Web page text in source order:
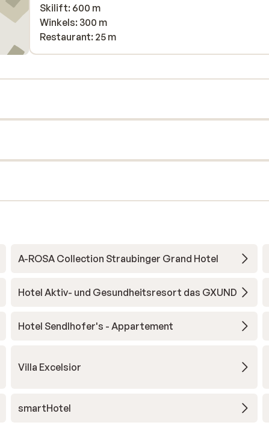
Skilift: 600 m
Winkels: 300 m
Restaurant: 25 m
A-ROSA Collection Straubinger Grand Hotel
Hotel Aktiv- und Gesundheitsresort das GXUND
Hotel Sendlhofer's - Appartement
Villa Excelsior
smartHotel